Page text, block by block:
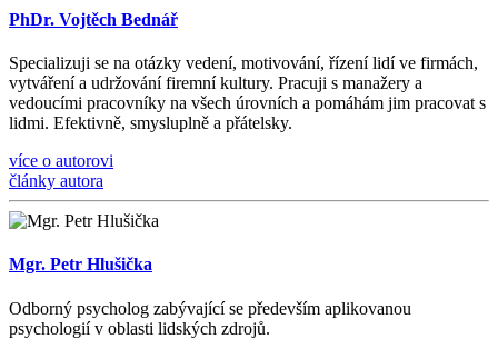
PhDr. Vojtěch Bednář
Specializuji se na otázky vedení, motivování, řízení lidí ve firmách,
vytváření a udržování firemní kultury. Pracuji s manažery a
vedoucími pracovníky na všech úrovních a pomáhám jim pracovat s
lidmi. Efektivně, smysluplně a přátelsky.
více o autorovi
články autora
Mgr. Petr Hlušička
Odborný psycholog zabývající se především aplikovanou
psychologií v oblasti lidských zdrojů.